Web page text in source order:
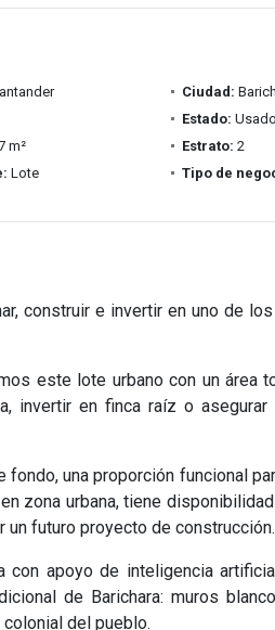
Ciudad:
Estado: Usado
m² Estrato: 2
Lote Tipo de
construir e invertir en uno de
este lote urbano con un área
invertir en finca raíz o
una proporción funcional
zona urbana, tiene
un futuro proyecto de construcción.
apoyo de inteligencia
de Barichara: muros
del pueblo.